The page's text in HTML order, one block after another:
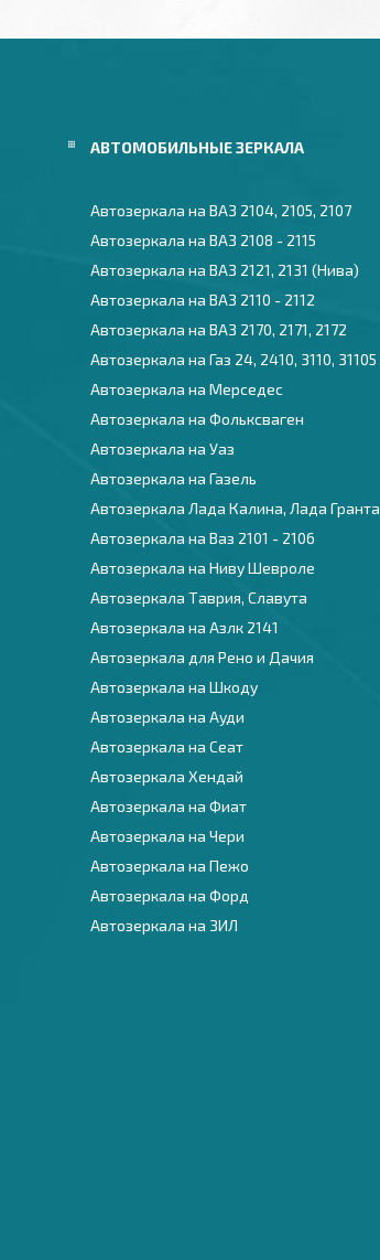
АВТОМОБИЛЬНЫЕ ЗЕРКАЛА
Автозеркала на ВАЗ 2104, 2105, 2107
Автозеркала на ВАЗ 2108 - 2115
Автозеркала на ВАЗ 2121, 2131 (Нива)
Автозеркала на ВАЗ 2110 - 2112
Автозеркала на ВАЗ 2170, 2171, 2172
Автозеркала на Газ 24, 2410, 3110, 31105
Автозеркала на Мерседес
Автозеркала на Фольксваген
Автозеркала на Уаз
Автозеркала на Газель
Автозеркала Лада Калина, Лада Гранта
Автозеркала на Ваз 2101 - 2106
Автозеркала на Ниву Шевроле
Автозеркала Таврия, Славута
Автозеркала на Азлк 2141
Автозеркала для Рено и Дачия
Автозеркала на Шкоду
Автозеркала на Ауди
Автозеркала на Сеат
Автозеркала Хендай
Автозеркала на Фиат
Автозеркала на Чери
Автозеркала на Пежо
Автозеркала на Форд
Автозеркала на ЗИЛ